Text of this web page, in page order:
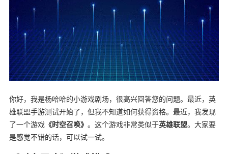
你好，我是杨哈哈的小游戏剧场，很高兴回答您的问题。最近，英
雄联盟手游测试开始了，但我不知道如何获得资格。最近，我发现
了一个游戏《时空召唤》 。这个游戏非常类似于英雄联盟。大家要
是感觉不错的话，可以试一试。